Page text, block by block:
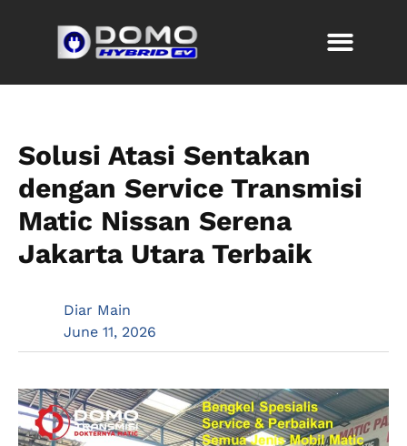
Solusi Atasi Sentakan
dengan Service Transmisi
Matic Nissan Serena
Jakarta Utara Terbaik
Diar Main
June 11, 2026